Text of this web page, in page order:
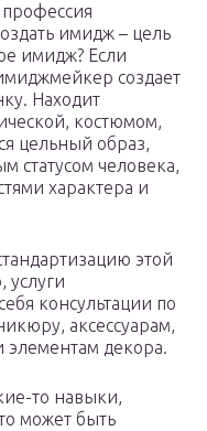
имидж – цель
имидж? Если
создает
Находит
костюмом,
цельный образ,
статусом человека,
характера и
этой
услуги
консультации по
аксессуарам,
декора.
то навыки,
может быть